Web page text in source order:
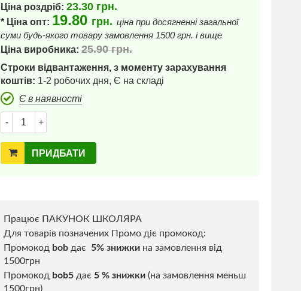
Ціна роздріб: 23.30 грн.
* Ціна опт: 19.80 грн. ціна при досягненні загальної
суми будь-якого товару замовлення 1500 грн. і вище
Ціна виробника: 25.90грн.
Строки відвантаження, з моменту зарахування
коштів: 1-2 робочих дня, Є на складі
Є в наявності
- +
ПРИДБАТИ
Працює ПАКУНОК ШКОЛЯРА
Для товарів позначених Промо діє промокод:
Промокод bob дає 5% знижки на замовлення від
1500грн
Промокод bob5 дає 5 % знижки (на замовлення меньш
1500грн)